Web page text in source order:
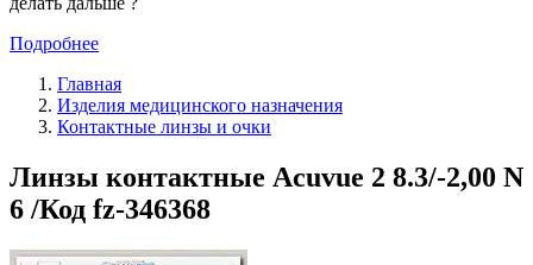
Подробнее
Главная
Изделия медицинского назначения
Контактные линзы и очки
Линзы контактные Acuvue 2 8.3/-2,00 N
6 /Код fz-346368